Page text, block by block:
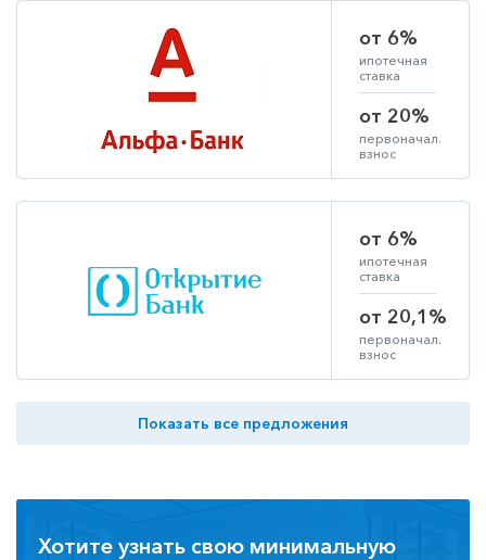
от 6%
ипотечная
ставка
от 20%
первоначал.
взнос
от 6%
ипотечная
ставка
от 20,1%
первоначал.
взнос
Показать все предложения
Хотите узнать свою минимальную